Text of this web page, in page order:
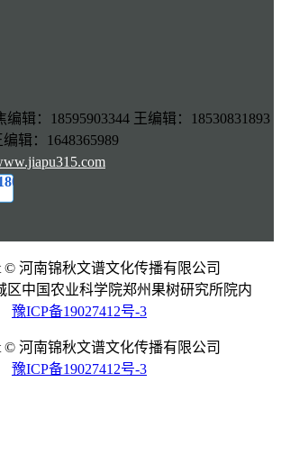
辑：18595903344 王编辑：18530831893
辑：1648365989
© 河南锦秋文谱文化传播有限公司
区中国农业科学院郑州果树研究所院内
豫ICP备19027412号-3
© 河南锦秋文谱文化传播有限公司
豫ICP备19027412号-3